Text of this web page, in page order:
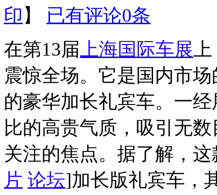
印 】 已有评论0条
在第13届 上海国际车展
震惊全场。它是国内市
的豪华加长礼宾车。一
比的高贵气质，吸引无
关注的焦点。据了解，
片 论坛]加长版礼宾车，